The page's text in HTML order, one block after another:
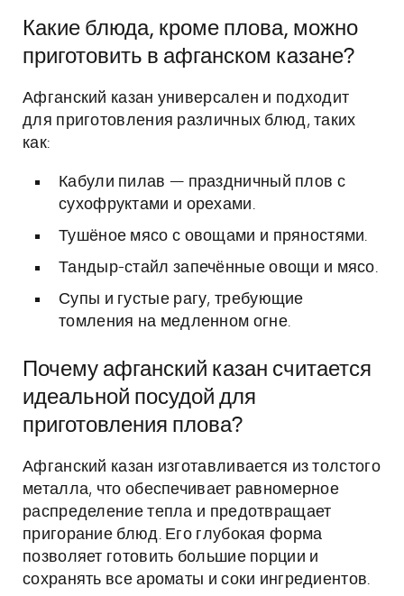
Какие блюда, кроме плова, можно
приготовить в афганском казане?
Афганский казан универсален и подходит
для приготовления различных блюд, таких
как:
Кабули пилав — праздничный плов с
сухофруктами и орехами.
Тушёное мясо с овощами и пряностями.
Тандыр-стайл запечённые овощи и мясо.
Супы и густые рагу, требующие
томления на медленном огне.
Почему афганский казан считается
идеальной посудой для
приготовления плова?
Афганский казан изготавливается из толстого
металла, что обеспечивает равномерное
распределение тепла и предотвращает
пригорание блюд. Его глубокая форма
позволяет готовить большие порции и
сохранять все ароматы и соки ингредиентов.